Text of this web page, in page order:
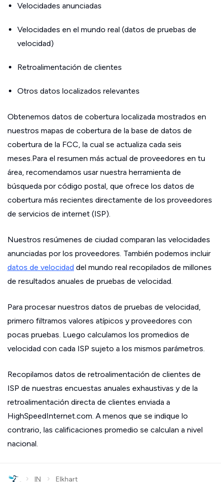
Velocidades anunciadas
Velocidades en el mundo real (datos de pruebas de
velocidad)
Retroalimentación de clientes
Otros datos localizados relevantes
Obtenemos datos de cobertura localizada mostrados en
nuestros mapas de cobertura de la base de datos de
cobertura de la FCC, la cual se actualiza cada seis
meses.Para el resumen más actual de proveedores en tu
área, recomendamos usar nuestra herramienta de
búsqueda por código postal, que ofrece los datos de
cobertura más recientes directamente de los proveedores
de servicios de internet (ISP).
Nuestros resúmenes de ciudad comparan las velocidades
anunciadas por los proveedores. También podemos incluir
datos de velocidad del mundo real recopilados de millones
de resultados anuales de pruebas de velocidad.
Para procesar nuestros datos de pruebas de velocidad,
primero filtramos valores atípicos y proveedores con
pocas pruebas. Luego calculamos los promedios de
velocidad con cada ISP sujeto a los mismos parámetros.
Recopilamos datos de retroalimentación de clientes de
ISP de nuestras encuestas anuales exhaustivas y de la
retroalimentación directa de clientes enviada a
HighSpeedInternet.com. A menos que se indique lo
contrario, las calificaciones promedio se calculan a nivel
nacional.
› IN › Elkhart